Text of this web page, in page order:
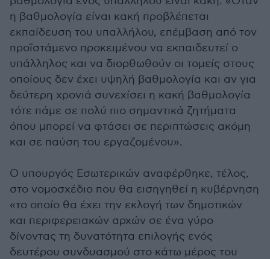
η βαθμολογία είναι κακή προβλέπεται
εκπαίδευση του υπαλλήλου, επέμβαση από τον
προϊστάμενο προκειμένου να εκπαιδευτεί ο
υπάλληλος και να διορθωθούν οι τομείς στους
οποίους δεν έχει υψηλή βαθμολογία και αν για
δεύτερη χρονιά συνεχίσει η κακή βαθμολογία
τότε πάμε σε πολύ πιο σημαντικά ζητήματα
όπου μπορεί να φτάσει σε περιπτώσεις ακόμη
και σε παύση του εργαζομένου».
Ο υπουργός Εσωτερικών αναφέρθηκε, τέλος,
στο νομοσχέδιο που θα εισηγηθεί η κυβέρνηση
«το οποίο θα έχει την εκλογή των δημοτικών
και περιφερειακών αρχών σε ένα γύρο
δίνοντας τη δυνατότητα επιλογής ενός
δευτέρου συνδυασμού στο κάτω μέρος του